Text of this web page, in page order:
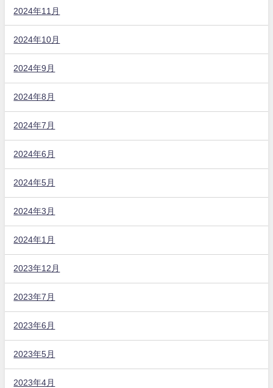
2024年11月
2024年10月
2024年9月
2024年8月
2024年7月
2024年6月
2024年5月
2024年3月
2024年1月
2023年12月
2023年7月
2023年6月
2023年5月
2023年4月